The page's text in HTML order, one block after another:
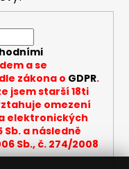
a se
zákona o GDPR.
jsem starší 18ti
omezení
elektronických
a následně
Sb., č. 274/2008